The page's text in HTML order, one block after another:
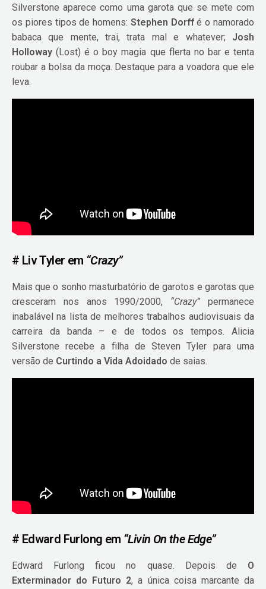
Silverstone aparece como uma garota que se mete com
os piores tipos de homens: Stephen Dorffé o namorado
babaca que mente, trai, trata mal e whatever; Josh
Holloway (Lost) é o boy magia que flerta no bar e tenta
roubar a bolsa da moça. Destaque para a voadora que ele
leva.
# Liv Tyler em “Crazy”
Mais que o sonho masturbatório de garotos e garotas que
cresceram nos anos 1990/2000, “Crazy” permanece
inabalável na lista de melhores trabalhos audiovisuais da
carreira da banda – e de todos os tempos. Alicia
Silverstone recebe a filha de Steven Tyler para uma
versão de Curtindo a Vida Adoidado de saias.
# Edward Furlong em “Livin On the Edge”
Edward Furlong ficou no quase. Depois de O
Exterminador do Futuro 2, a única coisa marcante da